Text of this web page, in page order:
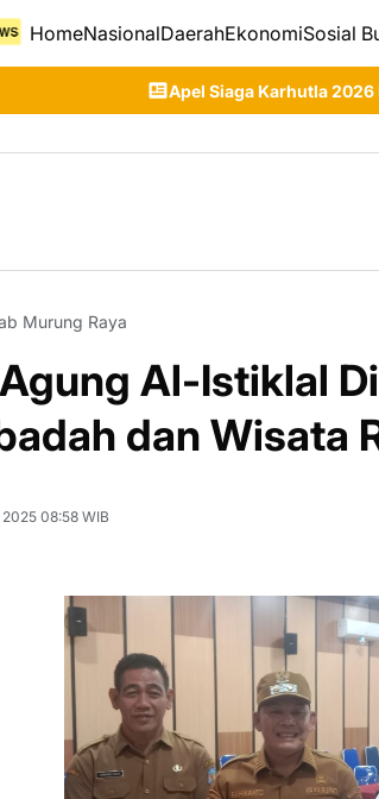
HomeNasionalDaerahEkonomiSosial
Karhutla 2026 Digelar, Pemkab Murung
Murung Raya
Al-Istiklal
dan Wisata
08:58 WIB